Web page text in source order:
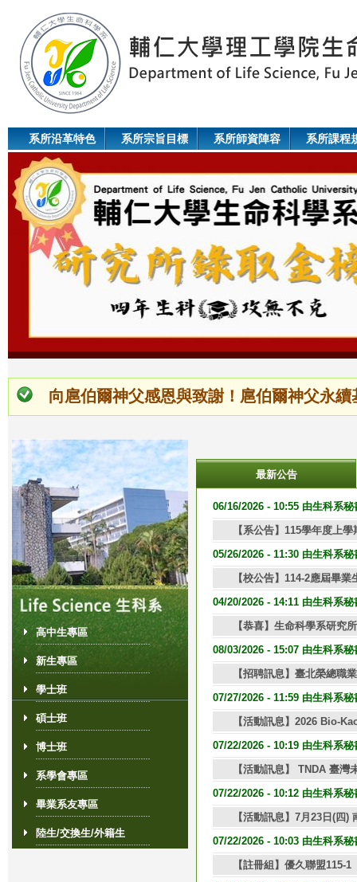
系所沿革特色 系所宗旨目標 系所師資陣容 系所課程
頁
面
1 2
向扈伯爾神父感恩與致謝！扈伯爾神父永
高中生專區
新生專區
學士班
碩士班
博士班
系學會專區
畢業系友專區
陸生/交換生/外籍生
最新公告
06/16/2026 - 10:55 由生科系秘
【系公告】115學年度上
05/26/2026 - 11:30 由生科系秘
【校公告】114-2應屆畢
04/20/2026 - 14:11 由生科系秘
【恭喜】生命科學系研究
08/03/2026 - 15:07 由生科系秘
【招聘訊息】臺北榮總職
07/27/2026 - 11:59 由生科系秘
【活動訊息】2026 Bio-
07/22/2026 - 10:19 由生科系秘
【活動訊息】 TNDA 臺
07/22/2026 - 10:12 由生科系秘
【活動訊息】7月23日(四)
07/22/2026 - 10:03 由生科系秘
【註冊組】優久聯盟115-